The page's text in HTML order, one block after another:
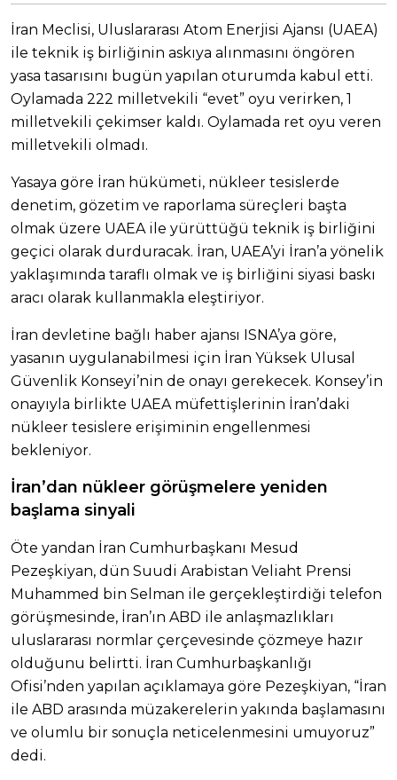
İran Meclisi, Uluslararası Atom Enerjisi Ajansı (UAEA)
ile teknik iş birliğinin askıya alınmasını öngören
yasa tasarısını bugün yapılan oturumda kabul etti.
Oylamada 222 milletvekili “evet” oyu verirken, 1
milletvekili çekimser kaldı. Oylamada ret oyu veren
milletvekili olmadı.
Yasaya göre İran hükümeti, nükleer tesislerde
denetim, gözetim ve raporlama süreçleri başta
olmak üzere UAEA ile yürüttüğü teknik iş birliğini
geçici olarak durduracak. İran, UAEA’yi İran’a yönelik
yaklaşımında taraflı olmak ve iş birliğini siyasi baskı
aracı olarak kullanmakla eleştiriyor.
İran devletine bağlı haber ajansı ISNA’ya göre,
yasanın uygulanabilmesi için İran Yüksek Ulusal
Güvenlik Konseyi’nin de onayı gerekecek. Konsey’in
onayıyla birlikte UAEA müfettişlerinin İran’daki
nükleer tesislere erişiminin engellenmesi
bekleniyor.
İran’dan nükleer görüşmelere yeniden
başlama sinyali
Öte yandan İran Cumhurbaşkanı Mesud
Pezeşkiyan, dün Suudi Arabistan Veliaht Prensi
Muhammed bin Selman ile gerçekleştirdiği telefon
görüşmesinde, İran’ın ABD ile anlaşmazlıkları
uluslararası normlar çerçevesinde çözmeye hazır
olduğunu belirtti. İran Cumhurbaşkanlığı
Ofisi’nden yapılan açıklamaya göre Pezeşkiyan, “İran
ile ABD arasında müzakerelerin yakında başlamasını
ve olumlu bir sonuçla neticelenmesini umuyoruz”
dedi.